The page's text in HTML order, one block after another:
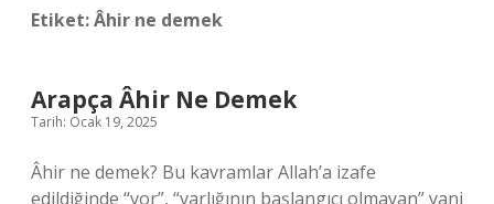
Etiket:Âhir ne demek
Arapça Âhir Ne Demek
Tarih: Ocak 19, 2025
Âhir ne demek? Bu kavramlar Allah’a izafe
edildiğinde “vor”, “varlığının başlangıcı olmayan” yani